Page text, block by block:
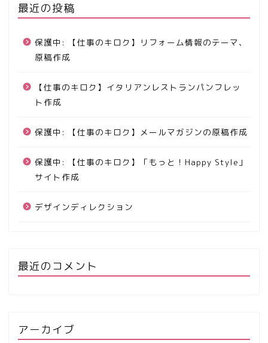
最近の投稿
保護中: 【仕事のキロク】リフォーム情報のテーマ、
原稿作成
【仕事のキロク】イタリアンレストランパンフレッ
ト作成
保護中: 【仕事のキロク】メールマガジンの原稿作成
保護中: 【仕事のキロク】「もっと！Happy Style」
サイト作成
デザインディレクション
最近のコメント
アーカイブ